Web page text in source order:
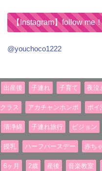
【Instagram】follow me
@youchoco1222
出産後 子連れ 子育て 夜泣
クラス アカチャンホンポ ポイ
清浄綿 子連れ旅行 ピジョン
授乳 ハーフバースデー 赤ち
6ヶ月 2歳 産後 音楽教室